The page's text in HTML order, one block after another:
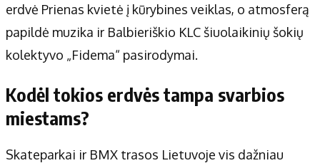
erdvė Prienas kvietė į kūrybines veiklas, o atmosferą
papildė muzika ir Balbieriškio KLC šiuolaikinių šokių
kolektyvo „Fidema“ pasirodymai.
Kodėl tokios erdvės tampa svarbios
miestams?
Skateparkai ir BMX trasos Lietuvoje vis dažniau